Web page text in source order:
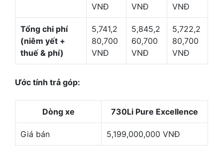
VNĐ
VNĐ
VNĐ
Tổng chi phí
(niêm yết +
thuế & phí)
5,741,2
80,700
VNĐ
5,845,2
60,700
VNĐ
5,722,2
80,700
VNĐ
Ước tính trả góp:
Dòng xe 730Li Pure Excellence
Giá bán 5,199,000,000 VNĐ